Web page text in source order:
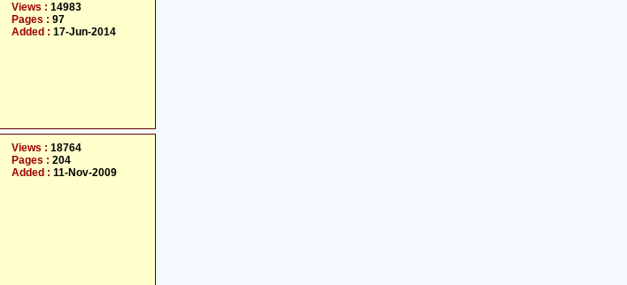
Views : 14983
Pages : 97
Added : 17-Jun-2014
Views : 18764
Pages : 204
Added : 11-Nov-2009